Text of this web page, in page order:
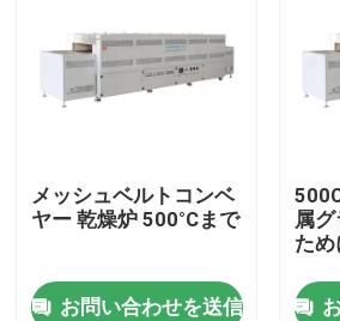
製品
ビデオ
わたしたち に つい て
メッシュベルトコンベ
ヤー 乾燥炉 500°Cまで
お問い合わせを送信
属
ため